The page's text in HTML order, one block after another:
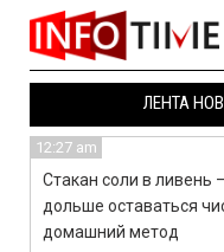
ЛЕНТА
12:27 am
Стакан соли в ливень
дольше оставаться
домашний метод